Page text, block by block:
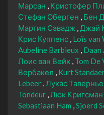
Марсан
Кристофер
Стефан Оберген
Бен
Мартин Сэвадж
Джай
Крис Куппенс Loïs van
Aubeline Barbieux
Daan
Лоис ван Вейк Tom De
Вербакел
Kurt
Lebeer
Лукас Тавернье
Tondeur
Люк Кригсман
Sebastiaan Ham Sjoerd